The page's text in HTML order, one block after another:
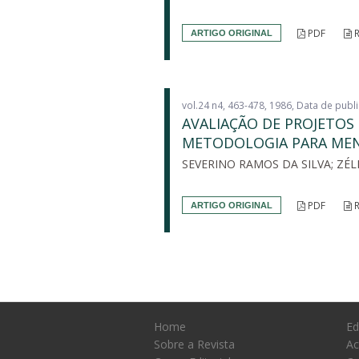
ARTIGO ORIGINAL PDF
vol.24 n4, 463-478, 1986, Data de
AVALIAÇÃO DE
METODOLOGIA PARA
SEVERINO RAMOS DA SILVA;
ARTIGO ORIGINAL PDF
Home
Sobre a Revista